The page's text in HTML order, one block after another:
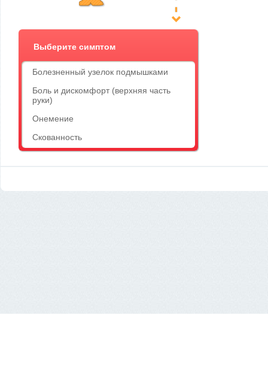
Выберите симптом
Болезненный узелок подмышками
Боль и дискомфорт (верхняя часть
руки)
Онемение
Скованность